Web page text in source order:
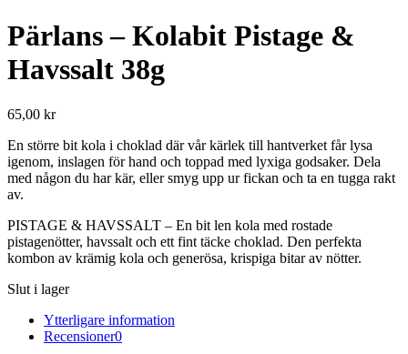
Pärlans – Kolabit Pistage &
Havssalt 38g
65,00 kr
En större bit kola i choklad där vår kärlek till hantverket får lysa
igenom, inslagen för hand och toppad med lyxiga godsaker. Dela
med någon du har kär, eller smyg upp ur fickan och ta en tugga rakt
av.
PISTAGE & HAVSSALT – En bit len kola med rostade
pistagenötter, havssalt och ett fint täcke choklad. Den perfekta
kombon av krämig kola och generösa, krispiga bitar av nötter.
Slut i lager
Ytterligare information
Recensioner0